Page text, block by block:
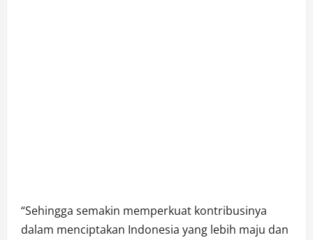
“Sehingga semakin memperkuat kontribusinya
dalam menciptakan Indonesia yang lebih maju dan